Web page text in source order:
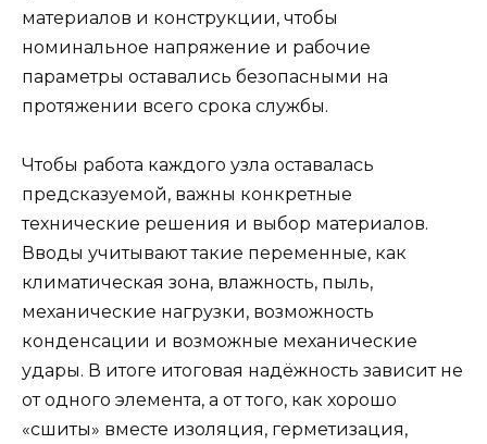
материалов и конструкции, чтобы
номинальное напряжение и рабочие
параметры оставались безопасными на
протяжении всего срока службы.
Чтобы работа каждого узла оставалась
предсказуемой, важны конкретные
технические решения и выбор материалов.
Вводы учитывают такие переменные, как
климатическая зона, влажность, пыль,
механические нагрузки, возможность
конденсации и возможные механические
удары. В итоге итоговая надёжность зависит не
от одного элемента, а от того, как хорошо
«сшиты» вместе изоляция, герметизация,